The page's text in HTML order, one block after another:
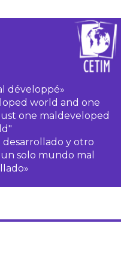
développé»
world and one
one maldeveloped
y otro
solo mundo mal